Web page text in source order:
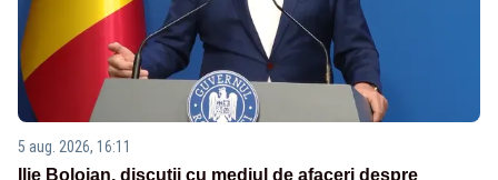
5 aug. 2026, 16:11
Ilie Bolojan, discuții cu mediul de afaceri despre